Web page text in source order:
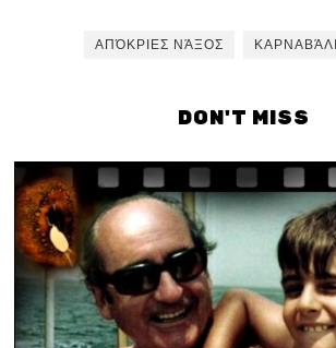
ΑΠΌΚΡΙΕΣ ΝΆΞΟΣ
DON'T MISS